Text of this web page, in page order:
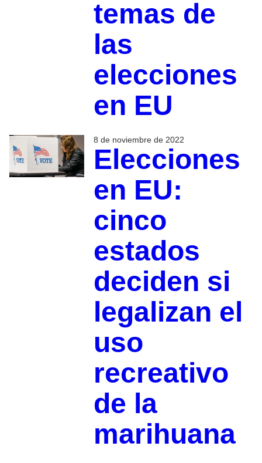
temas de
las
elecciones
en EU
8 de noviembre de 2022
Elecciones
en EU:
cinco
estados
deciden si
legalizan el
uso
recreativo
de la
marihuana